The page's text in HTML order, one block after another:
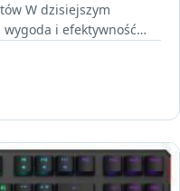
W dzisiejszym
i efektywność